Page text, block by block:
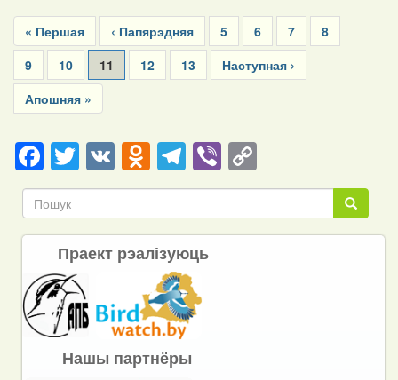
Pagination
First
page
« Першая
Previous
page
‹ Папярэдняя Page
5 Page
6 Page
7 Page
8
Page
9 Page
10
Current
page
11 Page
12 Page
13
Next
page
Наступная ›
Last
page
Апошняя »
Facebook
Twitter
VKOdnoklassniki
Telegram
ViberCopy
Link Пошук
Пошук
Праект рэалізуюць
Нашы партнёры